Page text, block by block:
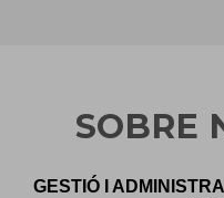
SOBRE
GESTIÓ I